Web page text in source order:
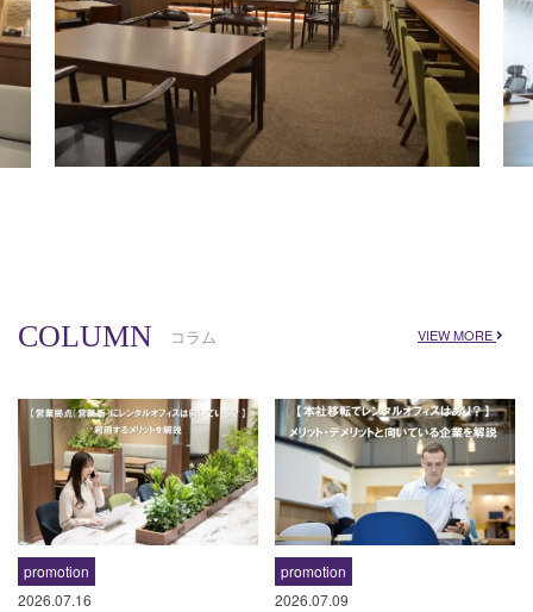
COLUMN コラム VIEW MORE
promotion
2026.07.16
promotion
2026.07.09